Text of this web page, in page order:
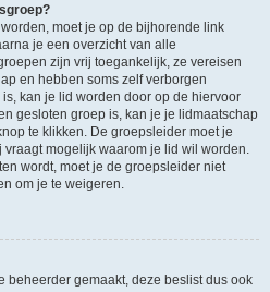
moet je op de bijhorende link
je een overzicht van alle
zijn vrij toegankelijk, ze vereisen
en hebben soms zelf verborgen
kan je lid worden door op de hiervoor
gesloten groep is, kan je je lidmaatschap
te klikken. De groepsleider moet je
mogelijk waarom je lid wil worden.
wordt, moet je de groepsleider niet
om je te weigeren.
beheerder gemaakt, deze beslist dus ook